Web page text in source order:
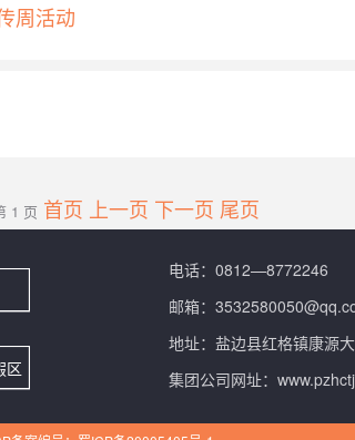
周活动
1 页 首页 上一页 下一页 尾页
区
电话：0812—8772246
邮箱：
地址：盐边县红格镇康源
集团公司网址：